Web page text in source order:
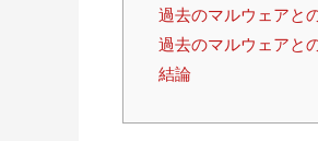
過去のマルウェアと
過去のマルウェアと
結論